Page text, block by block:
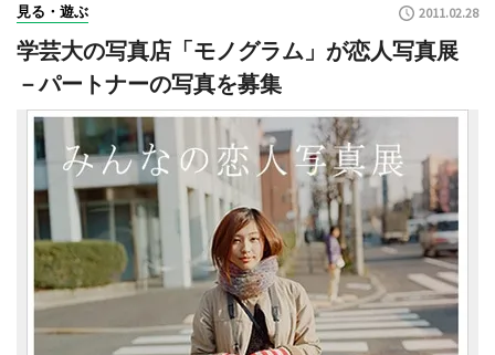
見る・遊ぶ 2011.02.28
学芸大の写真店「モノグラム」が恋人写真展
－パートナーの写真を募集